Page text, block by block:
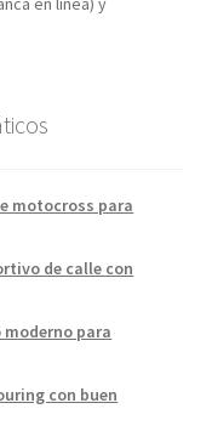
motocross para
de calle con
moderno para
con buen